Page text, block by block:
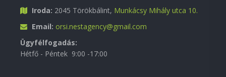
Iroda: 2045 Törökbálint, Munkácsy Mihály utca 10.
Email: orsi.nestagency@gmail.com
Ügyfélfogadás:
Hétfő - Péntek 9:00 -17:00